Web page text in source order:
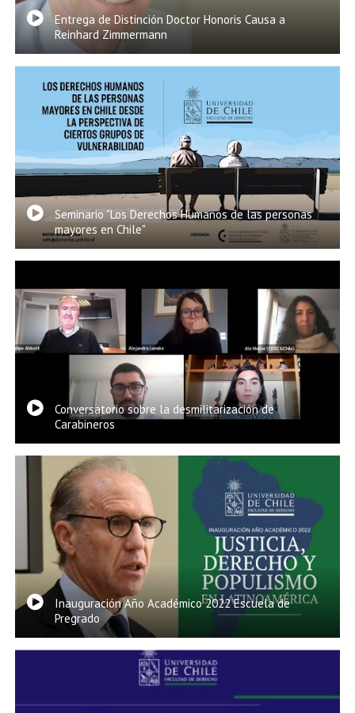
Entrega de Distinción Doctor Honoris Causa a
Reinhard Zimmermann
Seminario "Los Derechos Humanos de las personas
mayores en Chile"
Conversatorio sobre la desmilitarización de
Carabineros
Inauguración Año Académico 2022 Escuela de
Pregrado